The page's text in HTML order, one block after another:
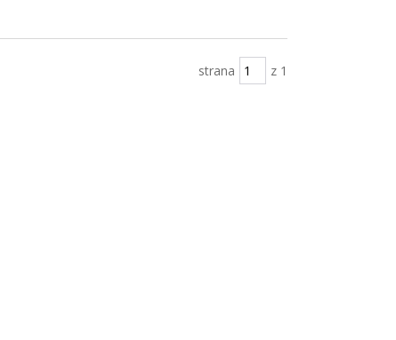
strana z 1